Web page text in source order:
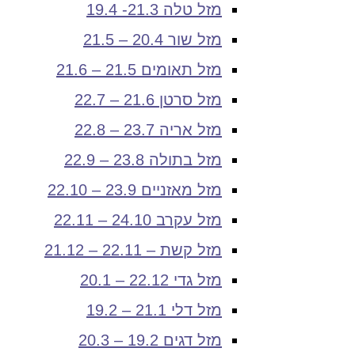
מזל טלה 21.3- 19.4
מזל שור 20.4 – 21.5
מזל תאומים 21.5 – 21.6
מזל סרטן 21.6 – 22.7
מזל אריה 23.7 – 22.8
מזל בתולה 23.8 – 22.9
מזל מאזניים 23.9 – 22.10
מזל עקרב 24.10 – 22.11
מזל קשת – 22.11 – 21.12
מזל גדי 22.12 – 20.1
מזל דלי 21.1 – 19.2
מזל דגים 19.2 – 20.3